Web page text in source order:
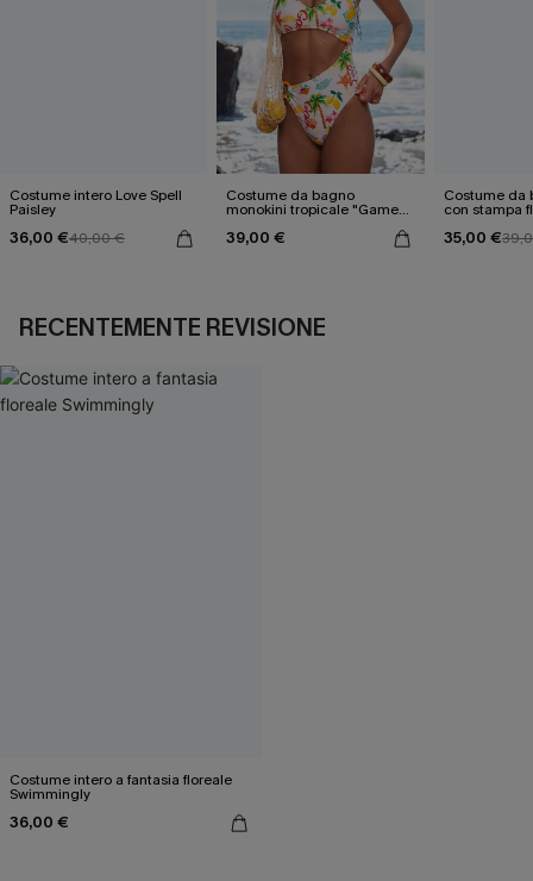
Costume intero Love Spell
Paisley
36,00 €40,00 €
Costume da bagno
monokini tropicale "Game
39,00 €
Costume da
con stampa
35,00 €
RECENTEMENTE REVISIONE
Costume intero a fantasia floreale
Swimmingly
36,00 €